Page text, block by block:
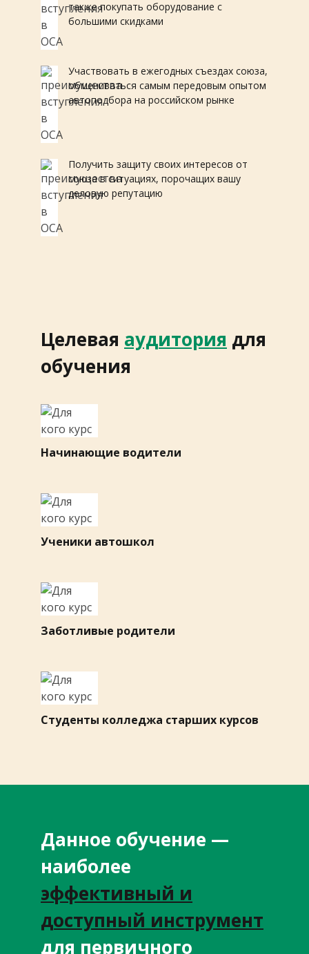
также покупать оборудование с
большими скидками
Участвовать в ежегодных съездах союза,
обмениваться самым передовым опытом
автоподбора на российском рынке
Получить защиту своих интересов от
союза в ситуациях, порочащих вашу
деловую репутацию
Целевая ​ аудитория для
обучения
Начинающие водители
Ученики автошкол
Заботливые родители
Студенты колледжа старших курсов
Данное обучение —
наиболее
эффективный и
доступный инструмент
для первичного